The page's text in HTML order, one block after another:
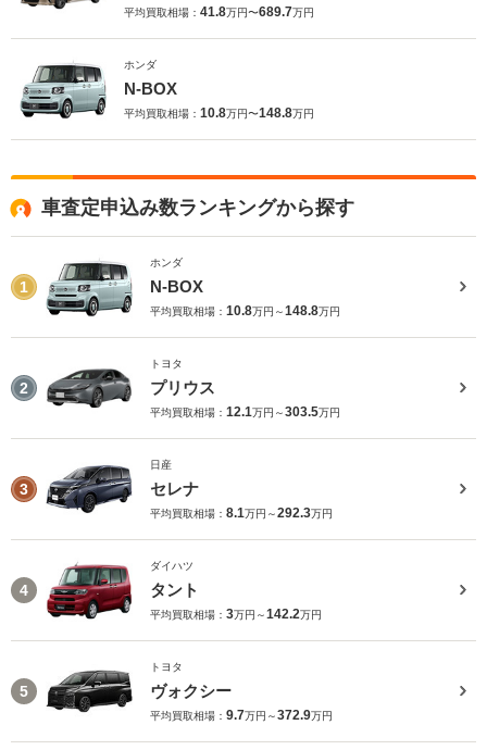
平均買取相場： 41.8万円〜689.7万円
ホンダ
N-BOX
平均買取相場： 10.8万円〜148.8万円
車査定申込み数ランキングから探す
1
ホンダ
N-BOX
平均買取相場： 10.8万円～148.8万円
2
トヨタ
プリウス
平均買取相場： 12.1万円～303.5万円
3
日産
セレナ
平均買取相場： 8.1万円～292.3万円
4
ダイハツ
タント
平均買取相場： 3万円～142.2万円
5
トヨタ
ヴォクシー
平均買取相場： 9.7万円～372.9万円